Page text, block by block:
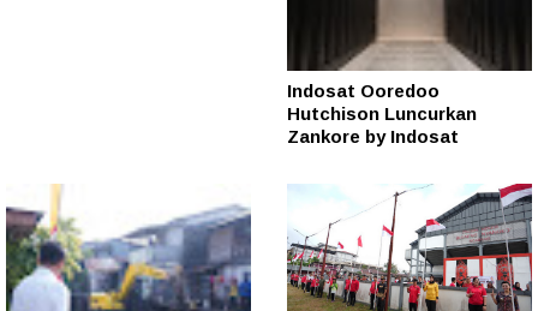
Indosat Ooredoo
Hutchison Luncurkan
Zankore by Indosat